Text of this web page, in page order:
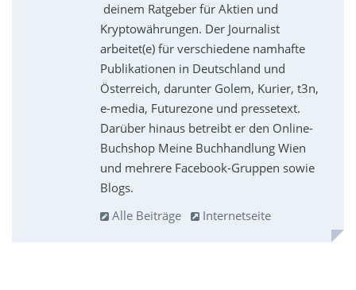
deinem Ratgeber für Aktien und
Kryptowährungen. Der Journalist
arbeitet(e) für verschiedene namhafte
Publikationen in Deutschland und
Österreich, darunter Golem, Kurier, t3n,
e-media, Futurezone und pressetext.
Darüber hinaus betreibt er den Online-
Buchshop Meine Buchhandlung Wien
und mehrere Facebook-Gruppen sowie
Blogs.
Alle Beiträge
Internetseite